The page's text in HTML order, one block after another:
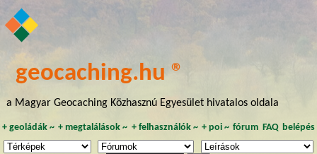
geocaching.hu ®
a Magyar Geocaching Közhasznú Egyesület hivatalos oldala
+ geoládák~ +megtalálások ~ + felhasználók~ + poi~ fórum FAQ belépés